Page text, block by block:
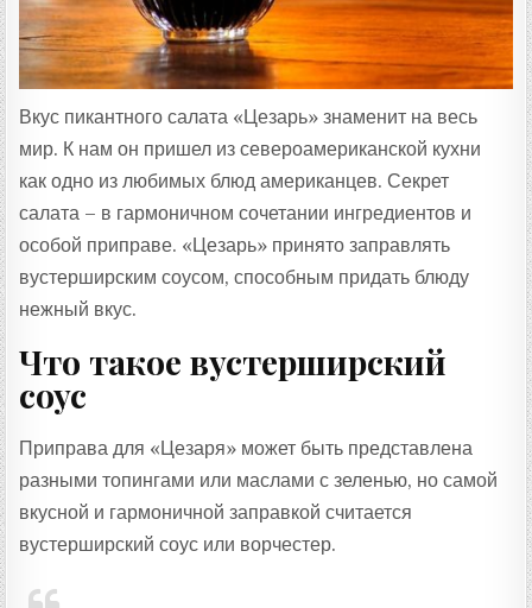
Вкус пикантного салата «Цезарь» знаменит на весь
мир. К нам он пришел из североамериканской кухни
как одно из любимых блюд американцев. Секрет
салата – в гармоничном сочетании ингредиентов и
особой приправе. «Цезарь» принято заправлять
вустерширским соусом, способным придать блюду
нежный вкус.
Что такое вустерширский
соус
Приправа для «Цезаря» может быть представлена ​​
разными топингами или маслами с зеленью, но самой
вкусной и гармоничной заправкой считается
вустерширский соус или ворчестер.